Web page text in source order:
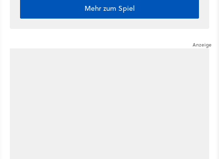
Mehr zum Spiel